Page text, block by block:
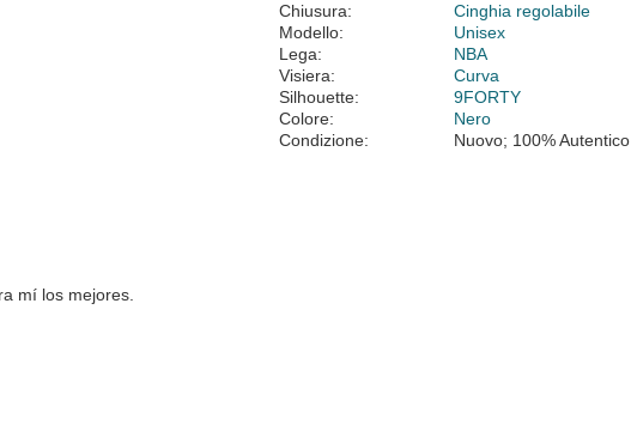
Chiusura:
Cinghia regolabile
Modello:
Unisex
Lega:
NBA
Visiera:
Curva
Silhouette:
9FORTY
Colore:
Nero
Condizione:
Nuovo; 100% Autentico
mí los mejores.